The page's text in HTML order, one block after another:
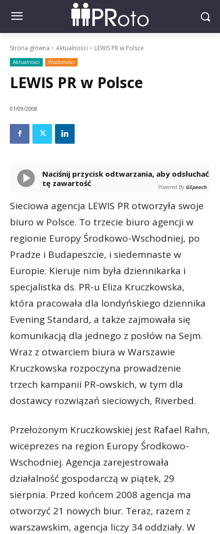
Strona główna Aktualności LEWIS PR w Polsce
Aktualności Wiadomości
LEWIS PR w Polsce
01/09/2008
Naciśnij przycisk odtwarzania, aby odsłuchać
tę zawartość
Powered By GSpeech
Sieciowa agencja LEWIS PR otworzyła swoje
biuro w Polsce. To trzecie biuro agencji w
regionie Europy Środkowo-Wschodniej, po
Pradze i Budapeszcie, i siedemnaste w
Europie. Kieruje nim była dziennikarka i
specjalistka ds. PR-u Eliza Kruczkowska,
która pracowała dla londyńskiego dziennika
Evening Standard, a także zajmowała się
komunikacją dla jednego z posłów na Sejm.
Wraz z otwarciem biura w Warszawie
Kruczkowska rozpoczyna prowadzenie
trzech kampanii PR-owskich, w tym dla
dostawcy rozwiązań sieciowych, Riverbed.
Przełożonym Kruczkowskiej jest Rafael Rahn,
wiceprezes na region Europy Środkowo-
Wschodniej. Agencja zarejestrowała
działalność gospodarczą w piątek, 29
sierpnia. Przed końcem 2008 agencja ma
otworzyć 21 nowych biur. Teraz, razem z
warszawskim, agencja liczy 34 oddziały. W